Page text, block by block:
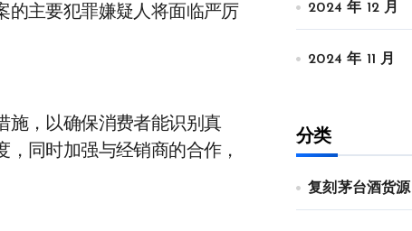
的主要犯罪嫌疑人将面临严厉
施，以确保消费者能识别真
同时加强与经销商的合作，
2024 年 12 月
2024 年 11 月
分类
复刻茅台酒货源